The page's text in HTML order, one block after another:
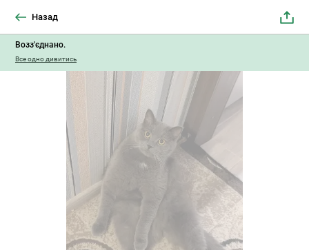
Возз'єднано.
Все одно дивитись
Назад